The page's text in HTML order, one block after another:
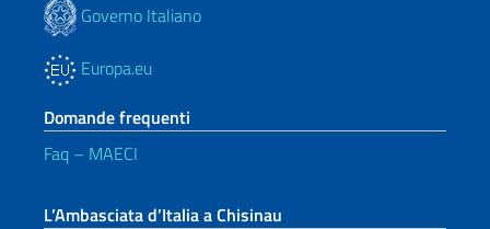
Governo Italiano
Europa.eu
Domande frequenti
Faq – MAECI
L’Ambasciata d’Italia a Chisinau